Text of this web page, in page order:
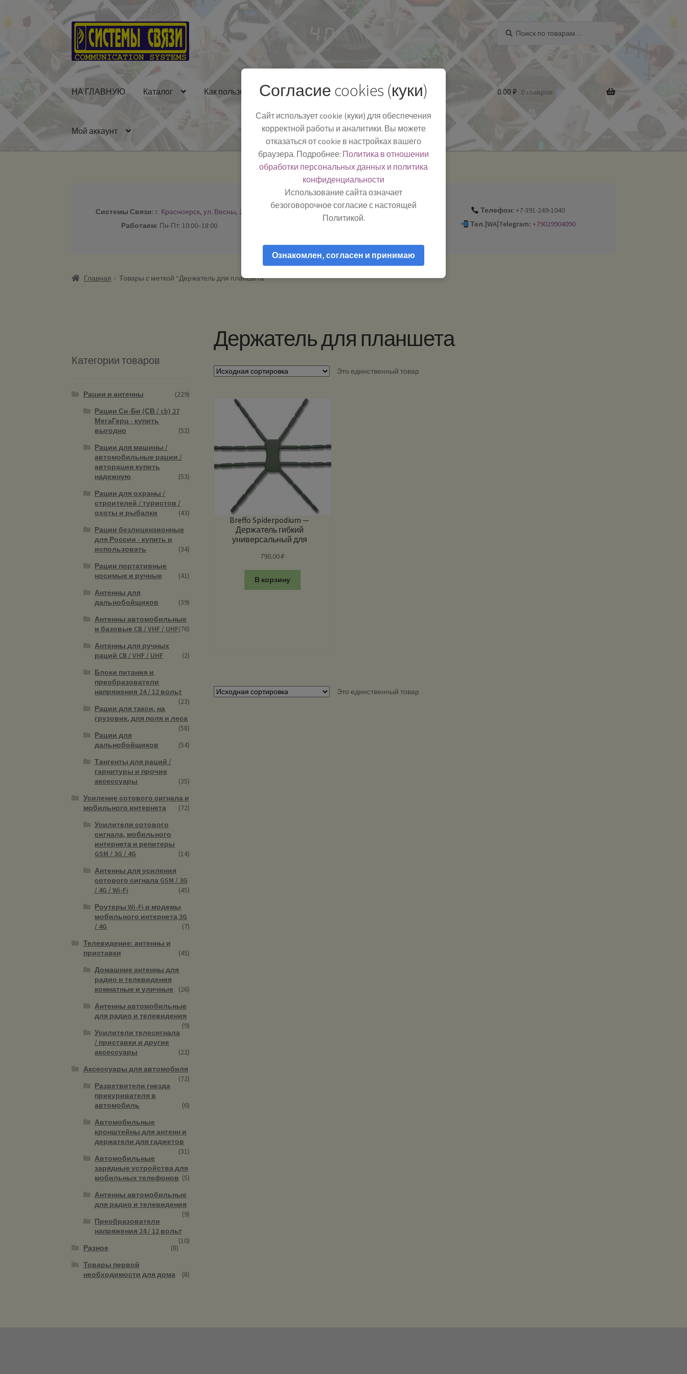
Перейти
к
навигации
Перейти
к
содержимому
НА ГЛАВНУЮ Каталог Как пользоваться Полезная информация БЛОГ
Мой аккаунт
0.00 ₽ 0 товаров
Системы Связи: г. Красноярск, ул. Весны, 2
Работаем: Пн-Пт: 10:00–18:00
-
Телефон: +7-391-249-1040
Тел.|WA|Telegram: +79029904090
Главная Товары с меткой “Держатель для планшета”
Держатель для планшета
Это единственный товар
Breffo Spiderpodium —
Держатель гибкий
универсальный для
других гаджетов
790.00₽
В корзину
Это единственный товар
Категории товаров
Рации и антенны
(229)
Рации Си-Би (СВ / cb) 27
МегаГерц - купить
выгодно
(52)
Рации для машины /
автомобильные рации /
авторации купить
надежную
(53)
Рации для охраны /
строителей / туристов /
охоты и рыбалки
(43)
Рации безлицензионные
для России - купить и
использовать
(34)
Рации портативные
носимые и ручные
(41)
Антенны для
дальнобойщиков
(39)
Антенны автомобильные
и базовые CB / VHF / UHF(76)
Антенны для ручных
раций CB / VHF / UHF
(2)
Блоки питания и
преобразователи
напряжения 24 / 12 вольт
(23)
Рации для такси, на
грузовик, для поля и леса
(58)
Рации для
дальнобойщиков
(54)
Тангенты для раций /
гарнитуры и прочие
аксессуары
(35)
Усиление сотового сигнала и
мобильного интернета
(72)
Усилители сотового
сигнала, мобильного
интернета и репитеры
GSM / 3G / 4G
(14)
Антенны для усиления
сотового сигнала GSM / 3G
/ 4G / Wi-Fi
(45)
Роутеры Wi-Fi и модемы
мобильного интернета 3G
/ 4G
(7)
Телевидение: антенны и
приставки
(45)
Домашние антенны для
радио и телевидения
комнатные и уличные
(26)
Антенны автомобильные
для радио и телевидения
(9)
Усилители телесигнала
/ приставки и другие
аксессуары
(22)
Аксессуары для автомобиля
(72)
Разветвители гнезда
прикуривателя в
автомобиль
(6)
Автомобильные
кронштейны для антенн и
держатели для гаджетов
(31)
Автомобильные
зарядные устройства для
мобильных телефонов (5)
Антенны автомобильные
для радио и телевидения
(9)
Преобразователи
напряжения 24 / 12 вольт
(10)
Разное
(8)
Товары первой
необходимости для дома
(8)
Согласие cookies (куки)
Сайт использует cookie (куки) для обеспечения
корректной работы и аналитики. Вы можете
отказаться от cookie в настройках вашего
браузера. Подробнее: Политика в отношении
обработки персональных данных и политика
конфиденциальности
Использование сайта означает
безоговорочное согласие с настоящей
Политикой.
Ознакомлен, согласен и принимаю